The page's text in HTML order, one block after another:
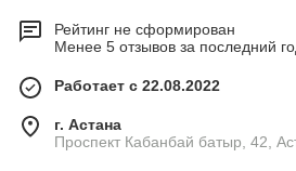
Рейтинг не сформирован
Менее 5 отзывов за последний
Работает с 22.08.2022
г. Астана
Проспект Кабанбай батыр, 42,